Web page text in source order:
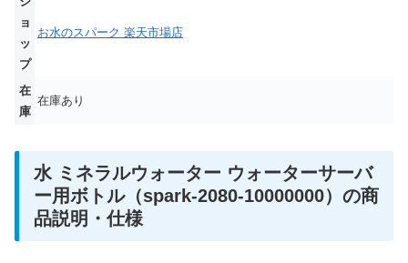
ョ
ッ
プ
お水のスパーク 楽天市場店
在
庫
在庫あり
水 ミネラルウォーター ウォーターサーバ
ー用ボトル（spark-2080-10000000）の商
品説明・仕様